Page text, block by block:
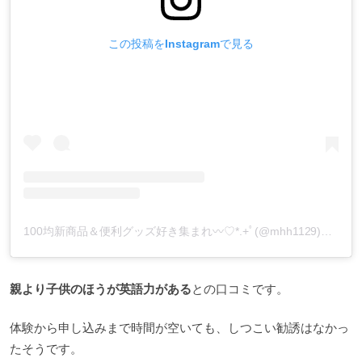
この投稿をInstagramで見る
親より子供のほうが英語力があるとの口コミです。
体験から申し込みまで時間が空いても、しつこい勧誘はなかっ
たそうです。